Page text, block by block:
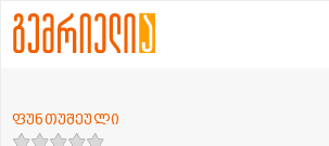
ფუნთუშეული